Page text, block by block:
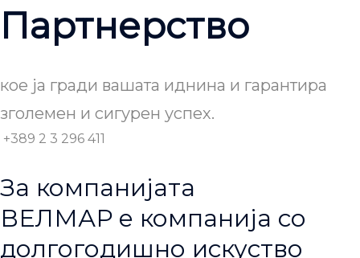
Партнерство
кое ја гради вашата иднина и гарантира
зголемен и сигурен успех.
+389 2 3 296 411
За компанијата
ВЕЛМАР е компанија со
долгогодишно искуство